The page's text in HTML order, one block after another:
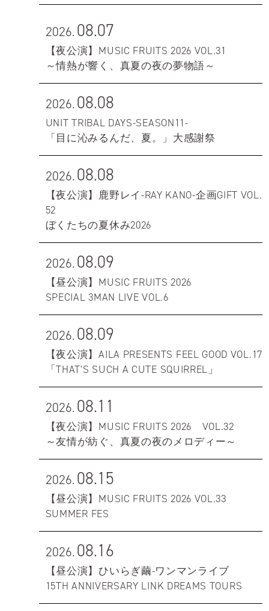
2026.08.07
【夜公演】MUSIC FRUITS 2026 VOL.31
～情熱が響く、真夏の夜の夢物語～
2026.08.08
UNIT TRIBAL DAYS-SEASON11-
「目に沁みるんだ、夏。」大感謝祭
2026.08.08
【夜公演】鹿野レイ-RAY KANO-企画GIFT VOL.
52
ぼくたちの夏休み2026
2026.08.09
【昼公演】MUSIC FRUITS 2026
SPECIAL 3MAN LIVE VOL.6
2026.08.09
【夜公演】AILA PRESENTS FEEL GOOD VOL.17
「THAT'S SUCH A CUTE SQUIRREL」
2026.08.11
【夜公演】MUSIC FRUITS 2026 VOL.32
～友情が紡ぐ、真夏の夜のメロディー～
2026.08.15
【昼公演】MUSIC FRUITS 2026 VOL.33
SUMMER FES
2026.08.16
【昼公演】ひいらぎ繭-ワンマンライブ
15TH ANNIVERSARY LINK DREAMS TOURS